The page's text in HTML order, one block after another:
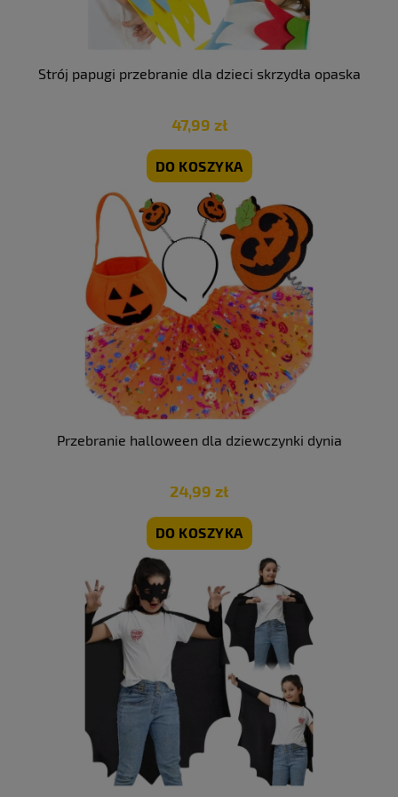
Strój papugi przebranie dla dzieci skrzydła opaska
47,99 zł
DO KOSZYKA
Przebranie halloween dla dziewczynki dynia
24,99 zł
DO KOSZYKA